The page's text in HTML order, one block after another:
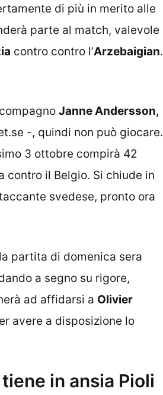
di più in merito alle
parte al match, valevole
contro contro l’Arzebaigian.
Janne Andersson,
-, quindi non può giocare.
3 ottobre compirà 42
contro il Belgio. Si chiude in
svedese, pronto ora
partita di domenica sera
a segno su rigore,
ad affidarsi a Olivier
avere a disposizione lo
in ansia Pioli